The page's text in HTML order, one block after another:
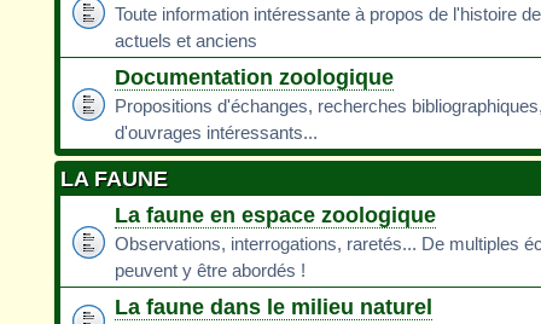
Toute information intéressante à propos de l'histoire
actuels et anciens
Documentation zoologique
Propositions d'échanges, recherches
d'ouvrages intéressants...
LA FAUNE
La faune en espace zoologique
Observations, interrogations, raretés... De multiples
peuvent y être abordés !
La faune dans le milieu naturel